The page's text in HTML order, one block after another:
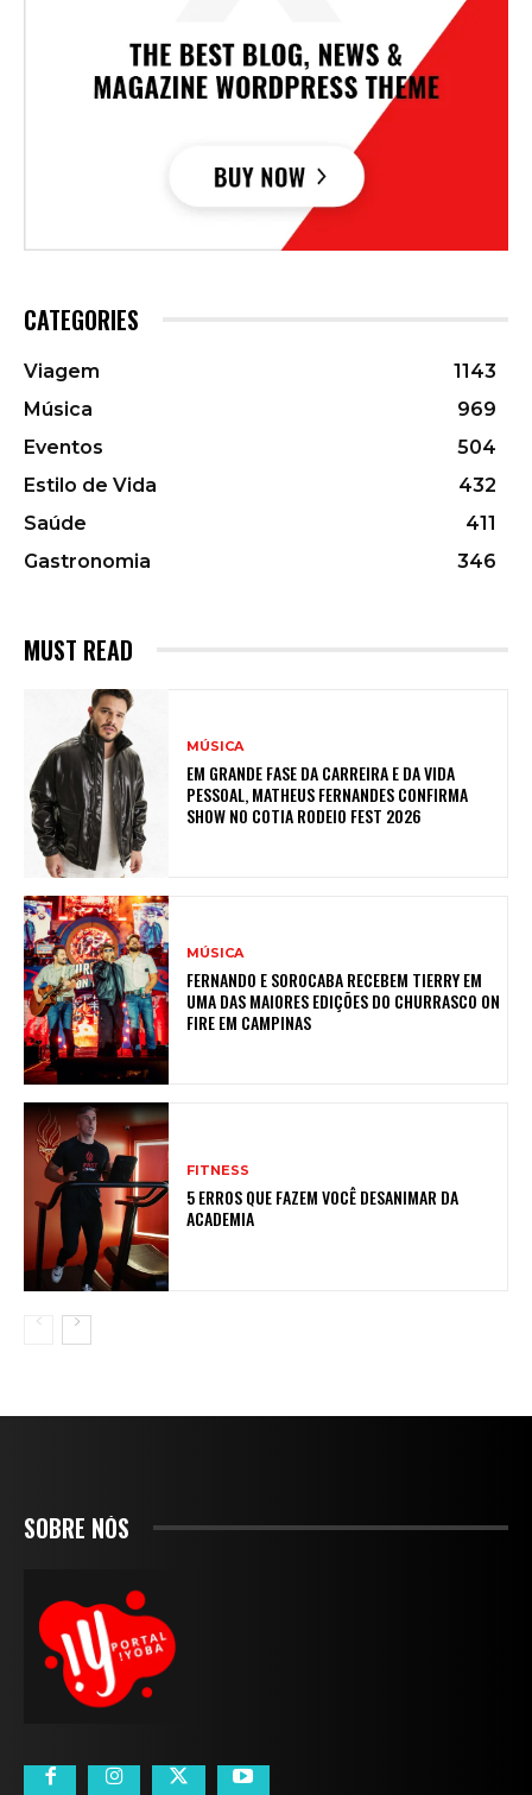
CATEGORIES
Viagem
1143
Música
969
Eventos
504
Estilo de Vida
432
Saúde
411
Gastronomia
346
MUST READ
MÚSICA
EM GRANDE FASE DA CARREIRA E DA VIDA
PESSOAL, MATHEUS FERNANDES CONFIRMA
SHOW NO COTIA RODEIO FEST 2026
MÚSICA
FERNANDO E SOROCABA RECEBEM TIERRY EM
UMA DAS MAIORES EDIÇÕES DO CHURRASCO ON
FIRE EM CAMPINAS
FITNESS
5 ERROS QUE FAZEM VOCÊ DESANIMAR DA
ACADEMIA
SOBRE NÓS